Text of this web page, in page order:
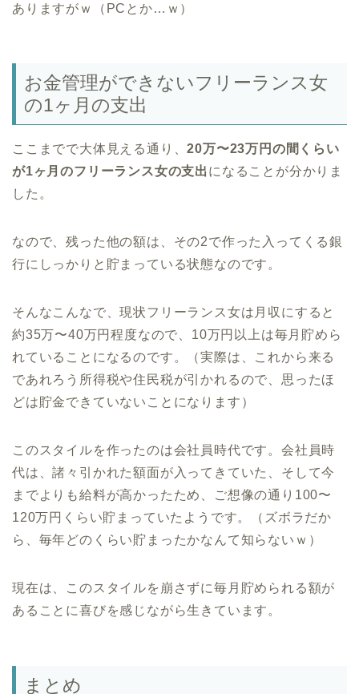
ありますがｗ（PCとか…ｗ）
お金管理ができないフリーランス女
の1ヶ月の支出
ここまでで大体見える通り、20万〜23万円の間くらい
が1ヶ月のフリーランス女の支出 になることが分かりま
した。
なので、残った他の額は、その2で作った入ってくる銀
行にしっかりと貯まっている状態なのです。
そんなこんなで、現状フリーランス女は月収にすると
約35万〜40万円程度なので、10万円以上は毎月貯めら
れていることになるのです。（実際は、これから来る
であれろう所得税や住民税が引かれるので、思ったほ
どは貯金できていないことになります）
このスタイルを作ったのは会社員時代です。会社員時
代は、諸々引かれた額面が入ってきていた、そして今
までよりも給料が高かったため、ご想像の通り100〜
120万円くらい貯まっていたようです。（ズボラだか
ら、毎年どのくらい貯まったかなんて知らないｗ）
現在は、このスタイルを崩さずに毎月貯められる額が
あることに喜びを感じながら生きています。
まとめ